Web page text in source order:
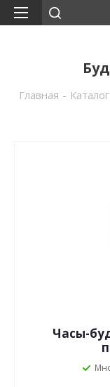
Главная - Каталог
Часы-